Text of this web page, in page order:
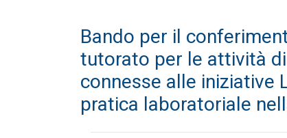
Bando per il
tutorato per le attività
connesse alle iniziative
pratica laboratoriale